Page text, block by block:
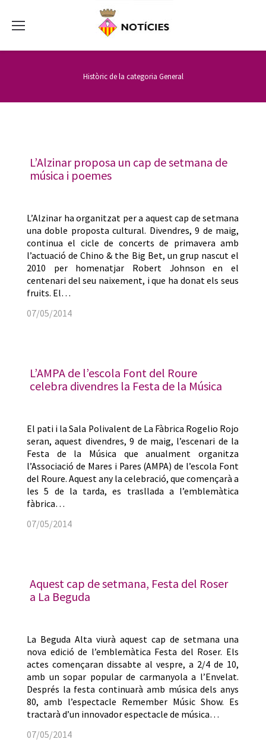
Històric de la categoria General
L’Alzinar proposa un cap de setmana de
música i poemes
L’Alzinar ha organitzat per a aquest cap de setmana
una doble proposta cultural. Divendres, 9 de maig,
continua el cicle de concerts de primavera amb
l’actuació de Chino & the Big Bet, un grup nascut el
2010 per homenatjar Robert Johnson en el
centenari del seu naixement, i que ha donat els seus
fruits. El…
07/05/2014
L’AMPA de l’escola Font del Roure
celebra divendres la Festa de la Música
El pati i la Sala Polivalent de La Fàbrica Rogelio Rojo
seran, aquest divendres, 9 de maig, l’escenari de la
Festa de la Música que anualment organitza
l’Associació de Mares i Pares (AMPA) de l’escola Font
del Roure. Aquest any la celebració, que començarà a
les 5 de la tarda, es trasllada a l’emblemàtica
fàbrica…
07/05/2014
Aquest cap de setmana, Festa del Roser
a La Beguda
La Beguda Alta viurà aquest cap de setmana una
nova edició de l’emblemàtica Festa del Roser. Els
actes començaran dissabte al vespre, a 2/4 de 10,
amb un sopar popular de carmanyola a l’Envelat.
Després la festa continuarà amb música dels anys
80, amb l’espectacle Remember Músic Show. Es
tractarà d’un innovador espectacle de música…
07/05/2014